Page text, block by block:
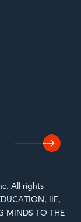
All rights
IIE,
MINDS TO THE